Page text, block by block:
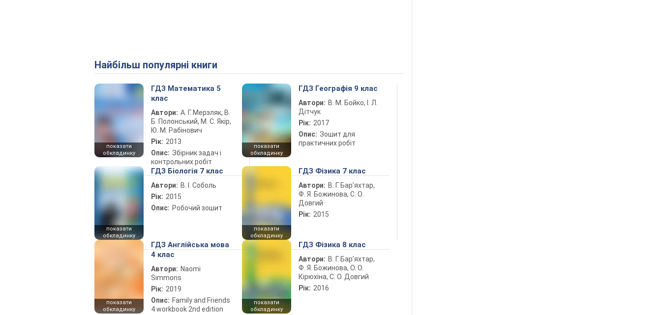
Найбільш популярні книги
показати
обкладинку
ГДЗ Математика 5
клас
Автори: А. Г. Мерзляк, В.
Б. Полонський, М. С. Якір,
Ю. М. Рабінович
Рік: 2013
Опис: Збірник задач і
контрольних робіт
показати
обкладинку
ГДЗ Географія 9 клас
Автори: В. М. Бойко, І. Л.
Дітчук
Рік: 2017
Опис: Зошит для
практичних робіт
показати
обкладинку
ГДЗ Біологія 7 клас
Автори: В. І. Соболь
Рік: 2015
Опис: Робочий зошит
показати
обкладинку
ГДЗ Фізика 7 клас
Автори: В. Г. Бар’яхтар,
Ф. Я. Божинова, С. О.
Довгий
Рік: 2015
показати
обкладинку
ГДЗ Англійська мова
4 клас
Автори: Naomi
Simmons
Рік: 2019
Опис: Family and Friends
4 workbook 2nd edition
показати
обкладинку
ГДЗ Фізика 8 клас
Автори: В. Г. Бар’яхтар,
Ф. Я. Божинова, О. О.
Кірюхіна, С. О. Довгий
Рік: 2016